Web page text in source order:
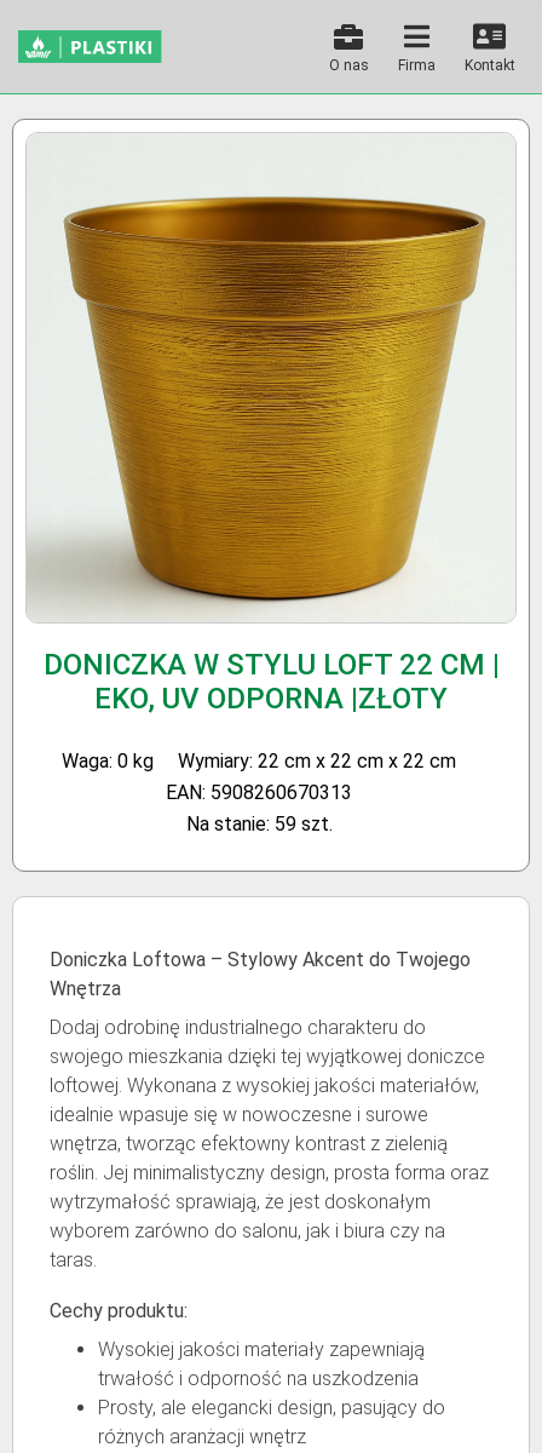
O nas Firma Kontakt
DONICZKA W STYLU LOFT 22 CM |
EKO, UV ODPORNA |ZŁOTY
Waga: 0 kg
Wymiary: 22 cm x 22 cm x 22 cm
EAN: 5908260670313
Na stanie: 59 szt.
Doniczka Loftowa – Stylowy Akcent do Twojego
Wnętrza
Dodaj odrobinę industrialnego charakteru do
swojego mieszkania dzięki tej wyjątkowej doniczce
loftowej. Wykonana z wysokiej jakości materiałów,
idealnie wpasuje się w nowoczesne i surowe
wnętrza, tworząc efektowny kontrast z zielenią
roślin. Jej minimalistyczny design, prosta forma oraz
wytrzymałość sprawiają, że jest doskonałym
wyborem zarówno do salonu, jak i biura czy na
taras.
Cechy produktu:
Wysokiej jakości materiały zapewniają
trwałość i odporność na uszkodzenia
Prosty, ale elegancki design, pasujący do
różnych aranżacji wnętrz